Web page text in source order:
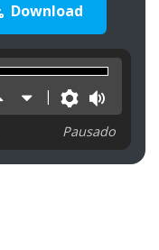
Download
Aumentar
velocidade
Diminuir
velocidade
Pausado